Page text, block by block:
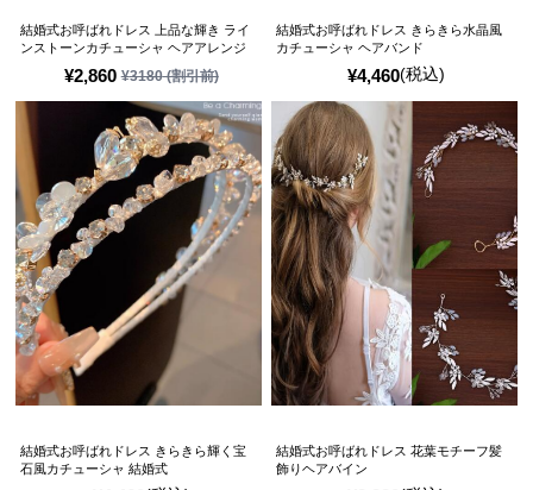
¥2,860 ¥3180(割引前)
結婚式お呼ばれドレス 上品な輝き ライ
ンストーンカチューシャ ヘアアレンジ
¥4,460(税込)
結婚式お呼ばれドレス きらきら水晶風
カチューシャ ヘアバンド
結婚式お呼ばれドレス きらきら輝く宝
石風カチューシャ 結婚式
結婚式お呼ばれドレス 花葉モチーフ髪
飾りヘアバイン